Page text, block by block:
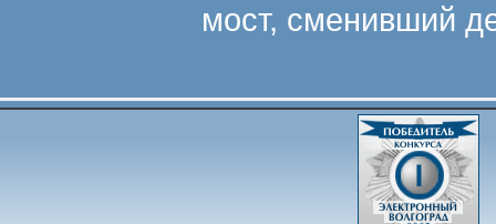
мост, сменивший